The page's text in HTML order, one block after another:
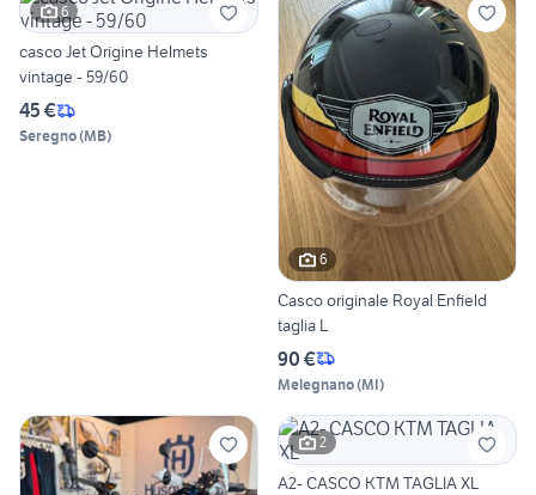
6
casco Jet Origine Helmets
vintage - 59/60
45 €
Seregno(MB)
6
Casco originale Royal Enfield
taglia L
90 €
Melegnano(MI)
2
A2- CASCO KTM TAGLIA XL